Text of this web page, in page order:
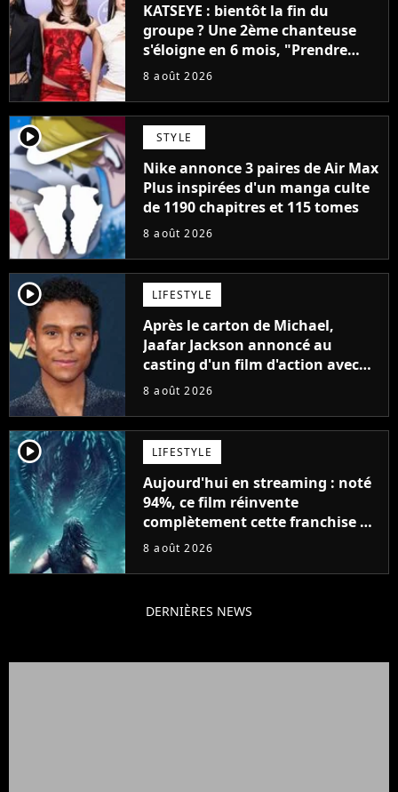
KATSEYE : bientôt la fin du
groupe ? Une 2ème chanteuse
s'éloigne en 6 mois, "Prendre
cette décision n’a pas été facile"
8 août 2026
player2 STYLE
Nike annonce 3 paires de Air Max
Plus inspirées d'un manga culte
de 1190 chapitres et 115 tomes
8 août 2026
player2 LIFESTYLE
Après le carton de Michael,
Jaafar Jackson annoncé au
casting d'un film d'action avec
Will Smith
8 août 2026
player2 LIFESTYLE
Aujourd'hui en streaming : noté
94%, ce film réinvente
complètement cette franchise de
science-fiction vieille de 40 ans
8 août 2026
DERNIÈRES NEWS